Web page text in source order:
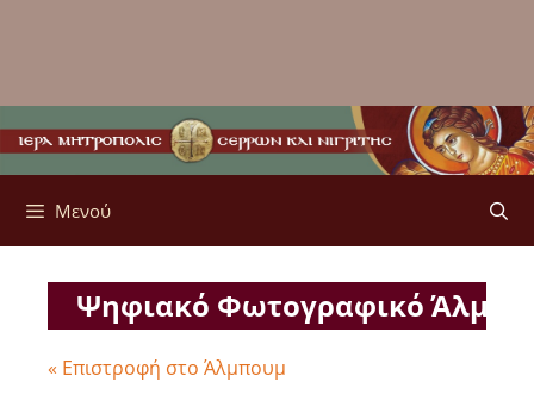
Μενού
Ψηφιακό Φωτογραφικό
« Επιστροφή στο Άλμπουμ